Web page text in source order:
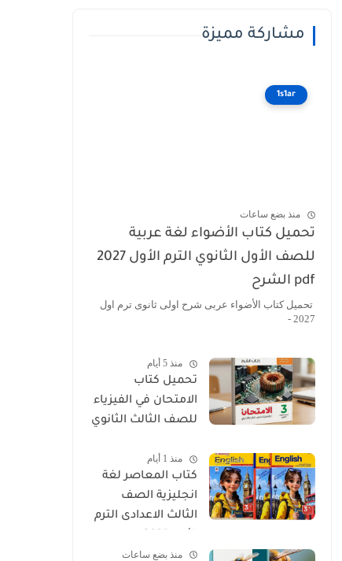
مشاركة مميزة
1s1ar
منذ بضع ساعات
تحميل كتاب الأضواء لغة عربية
للصف الأول الثانوي الترم الأول 2027
pdf الشرح
تحميل كتاب الأضواء عربى شرح اولى ثانوى ترم اول
2027 -
منذ 5 أيام
تحميل كتاب
الامتحان في الفيزياء
للصف الثالث الثانوي
الشرح
منذ 1 أيام
كتاب المعاصر لغة
انجليزية الصف
الثالث الاعدادى الترم
منذ بضع ساعات